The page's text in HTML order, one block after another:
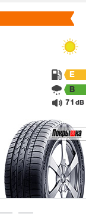
E
B
71 dB